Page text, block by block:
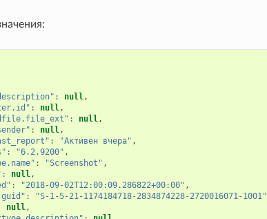
: null,
: null,
: null,
: null,
: "Активен вчера" ,
: "6.2.9200" ,
: "Screenshot" ,
: null,
: "2018-09-02T12:00:09.286822+00:00" ,
: "S-1-5-21-1174184718-2834874228-2720016071-1001"
null,